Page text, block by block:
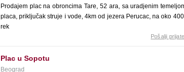
Prodajem plac na obroncima Tare, 52 ara, sa uradjenim
placa, priključak struje i vode, 4km od jezera Perucac, na oko
rek
Pošalji
Plac u Sopotu
Beograd